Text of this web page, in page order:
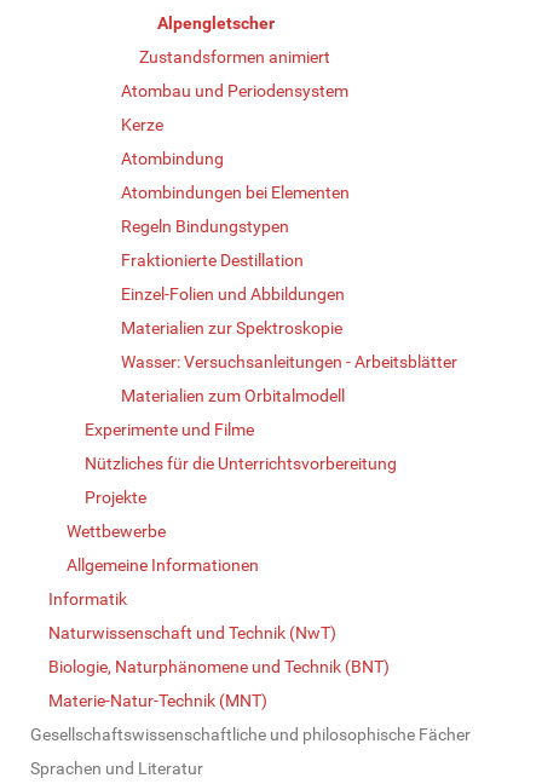
Alpengletscher
Zustandsformen animiert
Atombau und Periodensystem
Kerze
Atombindung
Atombindungen bei Elementen
Regeln Bindungstypen
Fraktionierte Destillation
Einzel-Folien und Abbildungen
Materialien zur Spektroskopie
Wasser: Versuchsanleitungen - Arbeitsblätter
Materialien zum Orbitalmodell
Experimente und Filme
Nützliches für die Unterrichtsvorbereitung
Projekte
Wettbewerbe
Allgemeine Informationen
Informatik
Naturwissenschaft und Technik (NwT)
Biologie, Naturphänomene und Technik (BNT)
Materie-Natur-Technik (MNT)
Gesellschaftswissenschaftliche und philosophische Fächer
Sprachen und Literatur